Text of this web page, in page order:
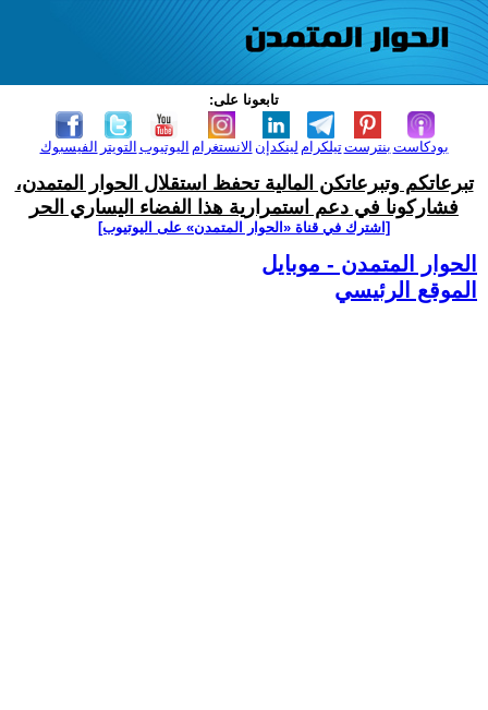
تابعونا على:
الفيسبوك التويتر اليوتيوب الانستغرام لينكدإن تيلكرامبنترست بودكاست
تبرعاتكم وتبرعاتكن المالية تحفظ استقلال الحوار المتمدن،
فشاركونا في دعم استمرارية هذا الفضاء اليساري الحر
[اشترك في قناة ‫«الحوار المتمدن» على اليوتيوب]
الحوار المتمدن - موبايل
الموقع الرئيسي